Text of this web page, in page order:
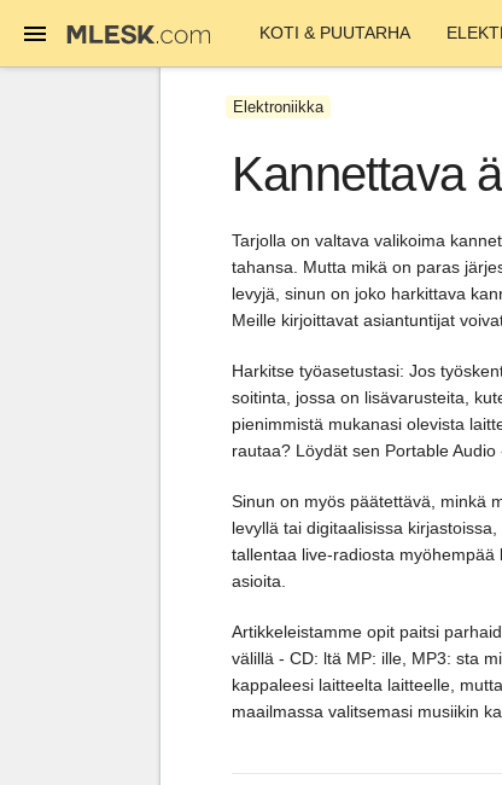
KOTI & PUUTARHA
Elektroniikka
Kannettava
Tarjolla on valtava valikoima
tahansa. Mutta mikä on paras
levyjä, sinun on joko harkittava
Meille kirjoittavat asiantuntijat
Harkitse työasetustasi: Jos
soitinta, jossa on lisävarusteita,
pienimmistä mukanasi olevista
rautaa? Löydät sen Portable Audio
Sinun on myös päätettävä, minkä
levyllä tai digitaalisissa
tallentaa live-radiosta
asioita.
Artikkeleistamme opit paitsi
välillä - CD: ltä MP: ille, MP3: sta
kappaleesi laitteelta laitteelle,
maailmassa valitsemasi musiikin